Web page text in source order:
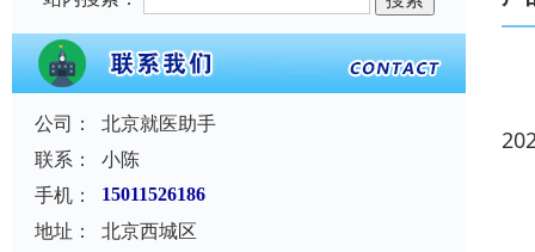
公司：
北京就医助手
联系：
小陈
手机：
15011526186
地址：
北京西城区